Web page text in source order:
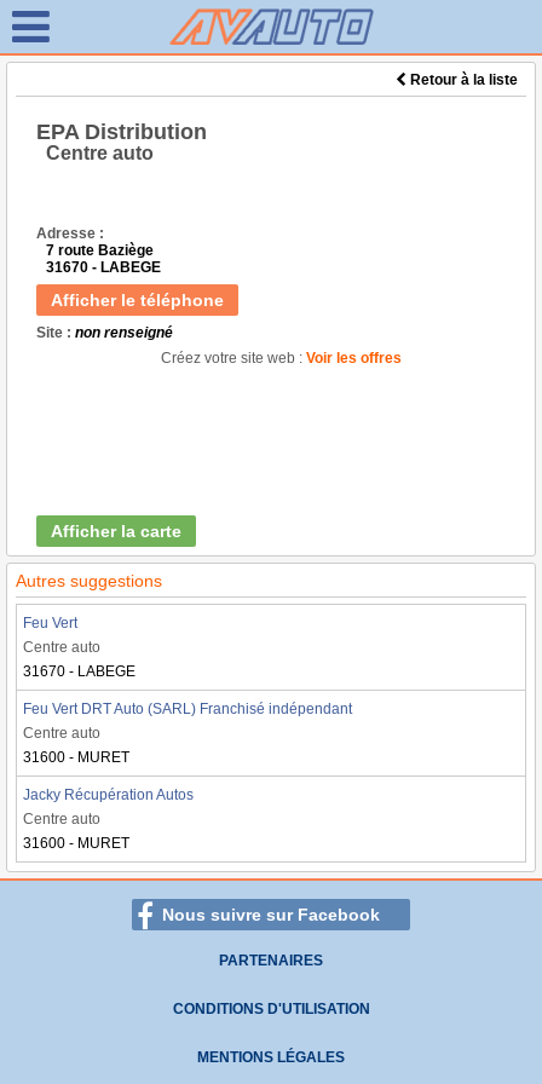
Retour à la liste
EPA Distribution
Centre auto
Adresse :
7 route Baziège
31670 - LABEGE
Afficher le téléphone
Site : non renseigné
Créez votre site web : Voir les offres
Afficher la carte
Autres suggestions
Feu Vert
Centre auto
31670 - LABEGE
Feu Vert DRT Auto (SARL) Franchisé indépendant
Centre auto
31600 - MURET
Jacky Récupération Autos
Centre auto
31600 - MURET
Nous suivre sur Facebook
PARTENAIRES
CONDITIONS D'UTILISATION
MENTIONS LÉGALES